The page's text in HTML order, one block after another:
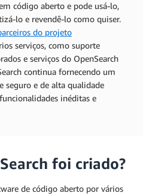
código aberto e pode usá-lo,
lo e revendê-lo como quiser.
do projeto
serviços, como suporte
e serviços do OpenSearch
continua fornecendo um
seguro e de alta qualidade
inéditas e
foi criado?
de código aberto por vários